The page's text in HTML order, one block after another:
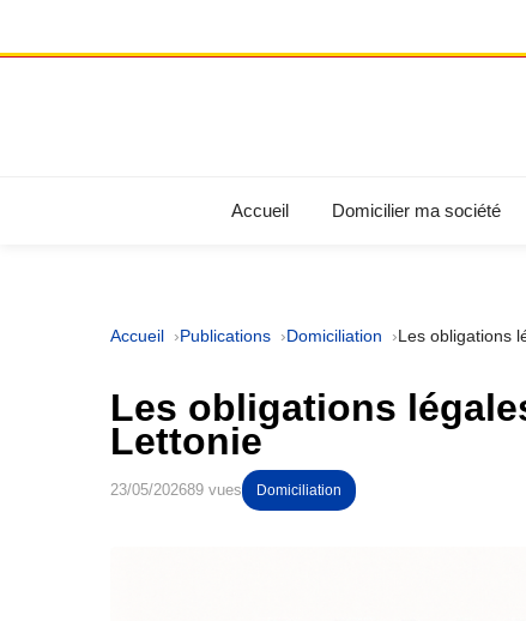
Accueil Domicilier ma société
Accueil Publications Domiciliation Les obligations
Les obligations
Lettonie
23/05/202689 vues Domiciliation